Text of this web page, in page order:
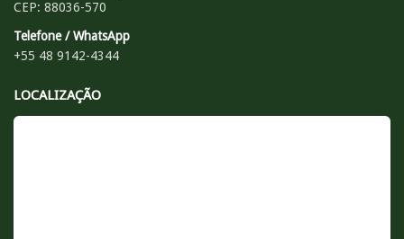
CEP: 88036-570
Telefone / WhatsApp
+55 48 9142-4344
LOCALIZAÇÃO